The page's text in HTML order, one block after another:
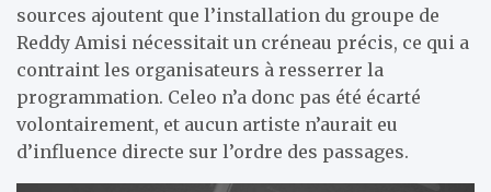
sources ajoutent que l’installation du groupe de
Reddy Amisi nécessitait un créneau précis, ce qui a
contraint les organisateurs à resserrer la
programmation. Celeo n’a donc pas été écarté
volontairement, et aucun artiste n’aurait eu
d’influence directe sur l’ordre des passages.